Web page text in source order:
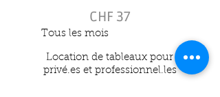
CHF 37
Tous les mois
Location de tableaux pour
privé.es et professionnel.les